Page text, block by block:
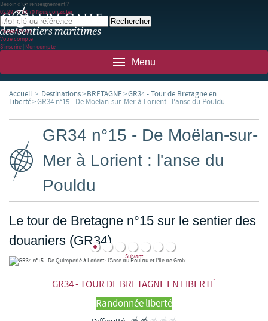
Besoin d'un renseignement ?
02 99 78 83 70 Nous contacter
Panier(0)(0)
Votre compte
S'inscrire | Mon compte
Menu
Accueil > Destinations>BRETAGNE>GR34 - Tour de Bretagne en
Liberté>GR34 n°15 - De Moëlan-sur-Mer à Lorient : l'anse du Pouldu
GR34 n°15 - De Moëlan-sur-
Mer à Lorient : l'anse du
Pouldu
Le tour de Bretagne n°15 sur le sentier des
douaniers (GR34)
Suivant
GR34 - TOUR DE BRETAGNE EN LIBERTÉ
Randonnée liberté